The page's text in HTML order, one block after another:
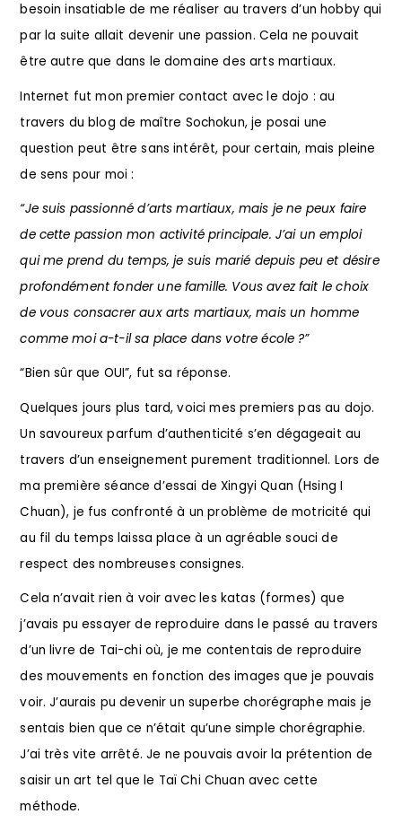
besoin insatiable de me réaliser au travers d’un hobby qui
par la suite allait devenir une passion. Cela ne pouvait
être autre que dans le domaine des arts martiaux.
Internet fut mon premier contact avec le dojo : au
travers du blog de maître Sochokun, je posai une
question peut être sans intérêt, pour certain, mais pleine
de sens pour moi :
“Je suis passionné d’arts martiaux, mais je ne peux faire
de cette passion mon activité principale. J’ai un emploi
qui me prend du temps, je suis marié depuis peu et désire
profondément fonder une famille. Vous avez fait le choix
de vous consacrer aux arts martiaux, mais un homme
comme moi a-t-il sa place dans votre école ?”
“Bien sûr que OUI”, fut sa réponse.
Quelques jours plus tard, voici mes premiers pas au dojo.
Un savoureux parfum d’authenticité s’en dégageait au
travers d’un enseignement purement traditionnel. Lors de
ma première séance d’essai de Xingyi Quan (Hsing I
Chuan), je fus confronté à un problème de motricité qui
au fil du temps laissa place à un agréable souci de
respect des nombreuses consignes.
Cela n’avait rien à voir avec les katas (formes) que
j’avais pu essayer de reproduire dans le passé au travers
d’un livre de Tai-chi où, je me contentais de reproduire
des mouvements en fonction des images que je pouvais
voir. J’aurais pu devenir un superbe chorégraphe mais je
sentais bien que ce n’était qu’une simple chorégraphie.
J’ai très vite arrêté. Je ne pouvais avoir la prétention de
saisir un art tel que le Taï Chi Chuan avec cette
méthode.